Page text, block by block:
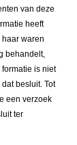
van deze
heeft
waren
behandelt,
is niet
besluit. Tot
een verzoek
ter